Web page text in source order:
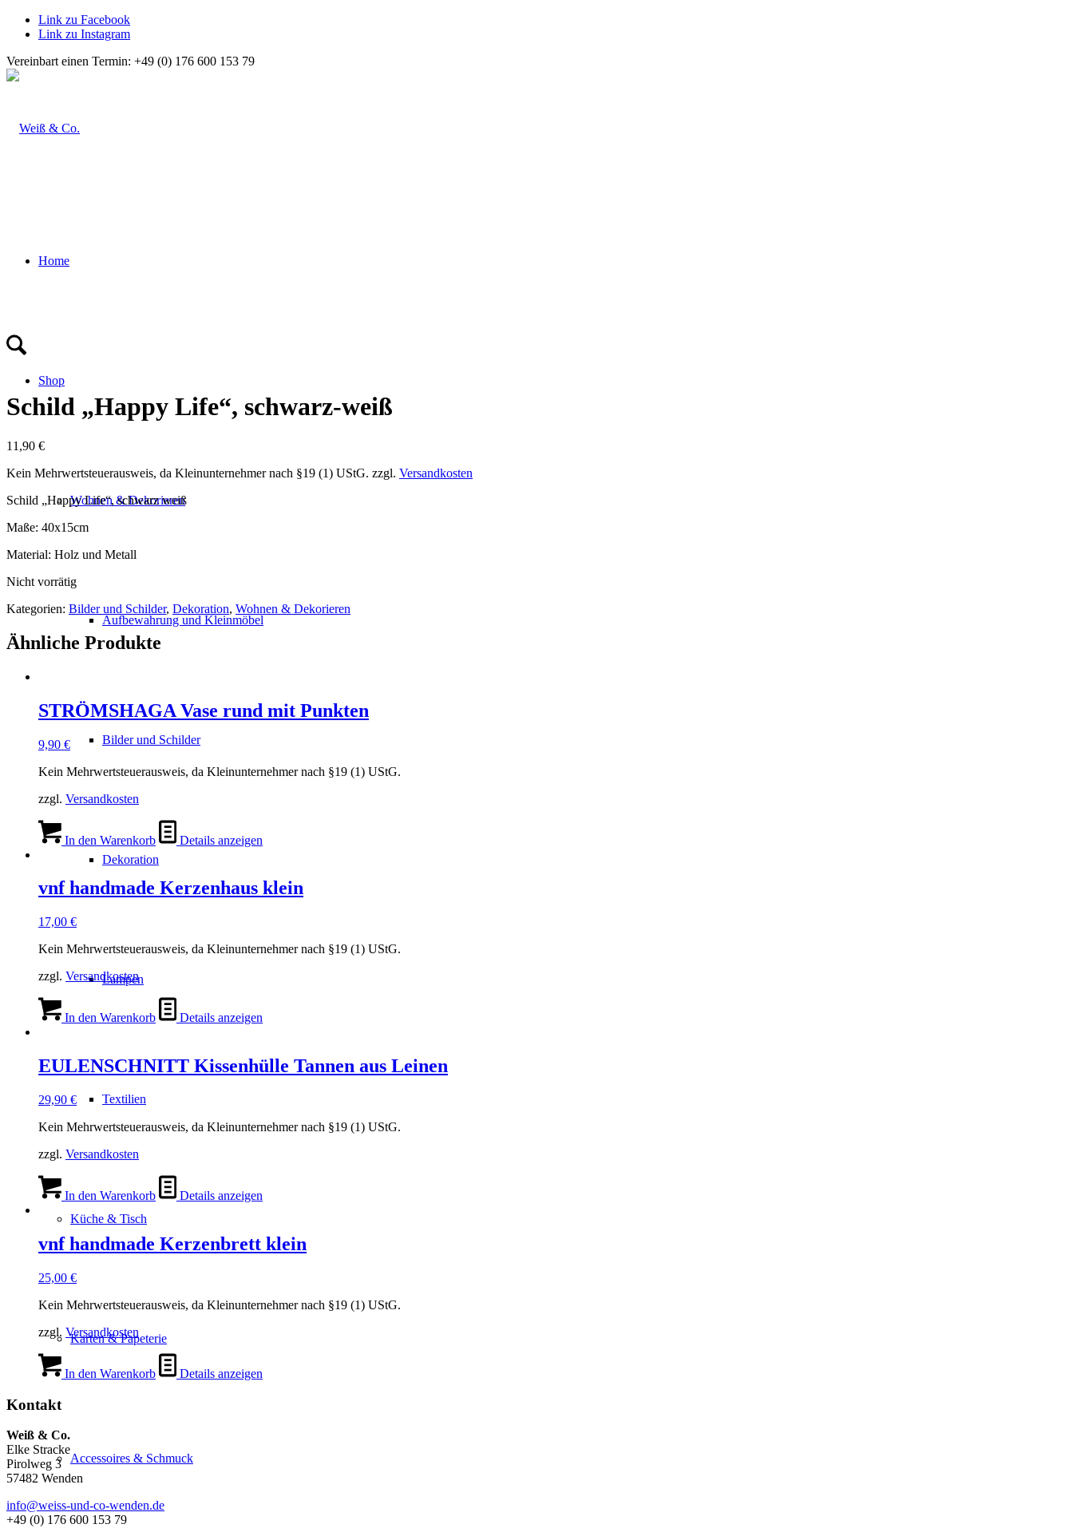
Link zu Facebook
Link zu Instagram
Vereinbart einen Termin: +49 (0) 176 600 153 79
Home
Shop
Wohnen & Dekorieren
Aufbewahrung und Kleinmöbel
Bilder und Schilder
Dekoration
Lampen
Textilien
Küche & Tisch
Karten & Papeterie
Accessoires & Schmuck
Schild „Happy Life“, schwarz-weiß
11,90 €
Kein Mehrwertsteuerausweis, da Kleinunternehmer nach §19 (1) UStG. zzgl. Versandkosten
Schild „Happy Life“, schwarz weiß
Maße: 40x15cm
Material: Holz und Metall
Nicht vorrätig
Kategorien: Bilder und Schilder, Dekoration, Wohnen & Dekorieren
Ähnliche Produkte
STRÖMSHAGA Vase rund mit Punkten
9,90 €
Kein Mehrwertsteuerausweis, da Kleinunternehmer nach §19 (1) UStG.
zzgl. Versandkosten
In den Warenkorb Details anzeigen
vnf handmade Kerzenhaus klein
17,00 €
Kein Mehrwertsteuerausweis, da Kleinunternehmer nach §19 (1) UStG.
zzgl. Versandkosten
In den Warenkorb Details anzeigen
EULENSCHNITT Kissenhülle Tannen aus Leinen
29,90 €
Kein Mehrwertsteuerausweis, da Kleinunternehmer nach §19 (1) UStG.
zzgl. Versandkosten
In den Warenkorb Details anzeigen
vnf handmade Kerzenbrett klein
25,00 €
Kein Mehrwertsteuerausweis, da Kleinunternehmer nach §19 (1) UStG.
zzgl. Versandkosten
In den Warenkorb Details anzeigen
Kontakt
Weiß & Co.
Elke Stracke
Pirolweg 3
57482 Wenden
info@weiss-und-co-wenden.de
+49 (0) 176 600 153 79